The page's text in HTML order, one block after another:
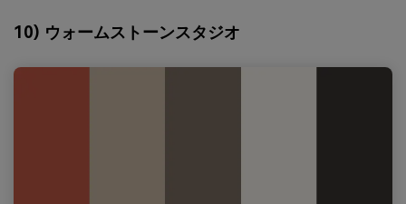
10) ウォームストーンスタジオ